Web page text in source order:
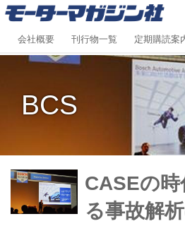
会社概要 刊行物一覧 定期購読案
BCS
CASEの
る事故解